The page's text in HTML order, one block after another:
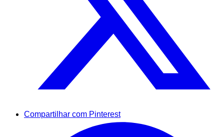
Compartilhar com Pinterest